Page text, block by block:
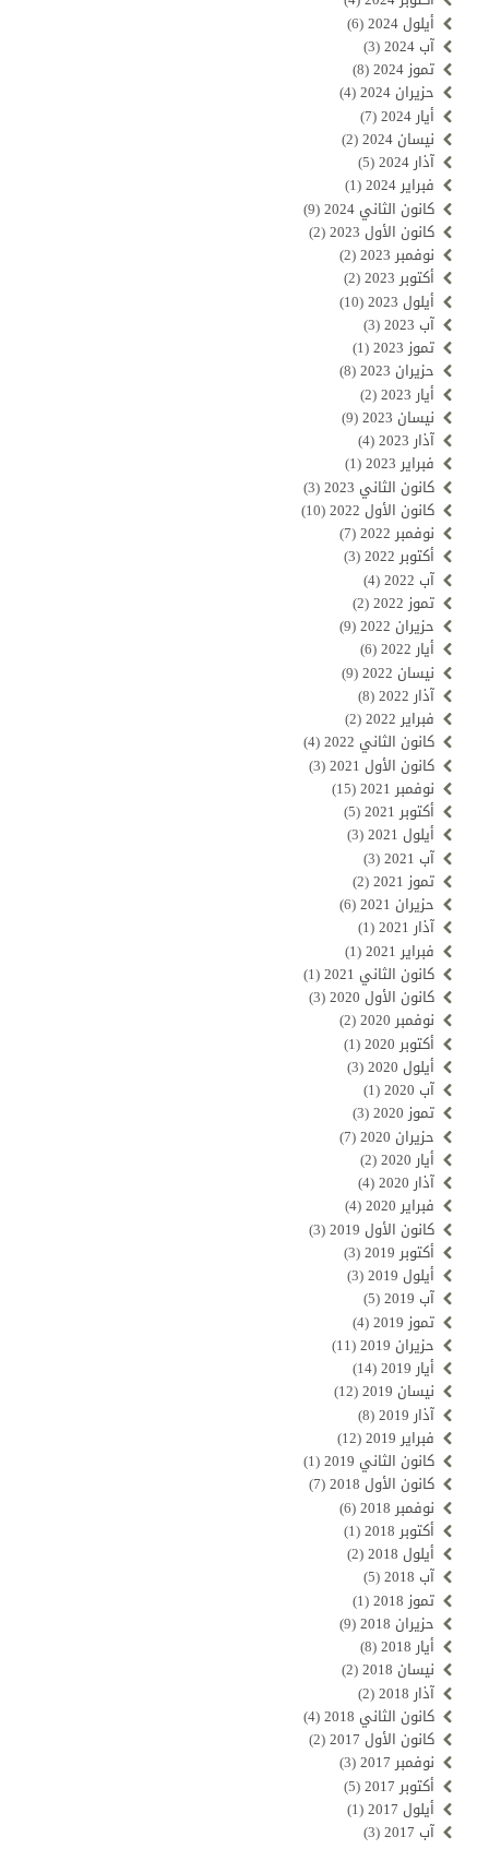
أيلول 2024
(6)
آب 2024
(3)
تموز 2024
(8)
حزيران 2024
(4)
أيار 2024
(7)
نيسان 2024
(2)
آذار 2024
(5)
فبراير 2024
(1)
كانون الثاني 2024
(9)
كانون الأول 2023
(2)
نوفمبر 2023
(2)
أكتوبر 2023
(2)
أيلول 2023
(10)
آب 2023
(3)
تموز 2023
(1)
حزيران 2023
(8)
أيار 2023
(2)
نيسان 2023
(9)
آذار 2023
(4)
فبراير 2023
(1)
كانون الثاني 2023
(3)
كانون الأول 2022
(10)
نوفمبر 2022
(7)
أكتوبر 2022
(3)
آب 2022
(4)
تموز 2022
(2)
حزيران 2022
(9)
أيار 2022
(6)
نيسان 2022
(9)
آذار 2022
(8)
فبراير 2022
(2)
كانون الثاني 2022
(4)
كانون الأول 2021
(3)
نوفمبر 2021
(15)
أكتوبر 2021
(5)
أيلول 2021
(3)
آب 2021
(3)
تموز 2021
(2)
حزيران 2021
(6)
آذار 2021
(1)
فبراير 2021
(1)
كانون الثاني 2021
(1)
كانون الأول 2020
(3)
نوفمبر 2020
(2)
أكتوبر 2020
(1)
أيلول 2020
(3)
آب 2020
(1)
تموز 2020
(3)
حزيران 2020
(7)
أيار 2020
(2)
آذار 2020
(4)
فبراير 2020
(4)
كانون الأول 2019
(3)
أكتوبر 2019
(3)
أيلول 2019
(3)
آب 2019
(5)
تموز 2019
(4)
حزيران 2019
(11)
أيار 2019
(14)
نيسان 2019
(12)
آذار 2019
(8)
فبراير 2019
(12)
كانون الثاني 2019
(1)
كانون الأول 2018
(7)
نوفمبر 2018
(6)
أكتوبر 2018
(1)
أيلول 2018
(2)
آب 2018
(5)
تموز 2018
(1)
حزيران 2018
(9)
أيار 2018
(8)
نيسان 2018
(2)
آذار 2018
(2)
كانون الثاني 2018
(4)
كانون الأول 2017
(2)
نوفمبر 2017
(3)
أكتوبر 2017
(5)
أيلول 2017
(1)
آب 2017
(3)